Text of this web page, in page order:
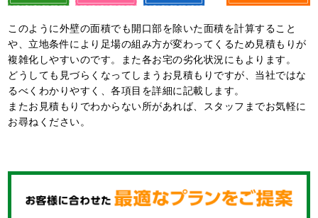
このように外壁の面積でも開口部を除いた面積を計算すること
や、立地条件により足場の組み方が変わってくるため⾒積もりが
複雑化しやすいのです。また各お宅の劣化状況にもよります。
どうしても⾒づらくなってしまうお⾒積もりですが、当社ではな
るべくわかりやすく、各項目を詳細に記載します。
またお⾒積もりでわからない所があれば、スタッフまでお気軽に
お尋ねください。